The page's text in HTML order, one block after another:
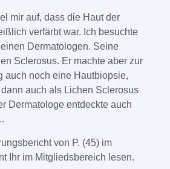
mir auf, dass die Haut der
verfärbt war. Ich besuchte
Dermatologen. Seine
Sclerosus. Er machte aber zur
auch noch eine Hautbiopsie,
auch als Lichen Sclerosus
Dermatologe entdeckte auch
von P. (45) im
Ihr im Mitgliedsbereich lesen.